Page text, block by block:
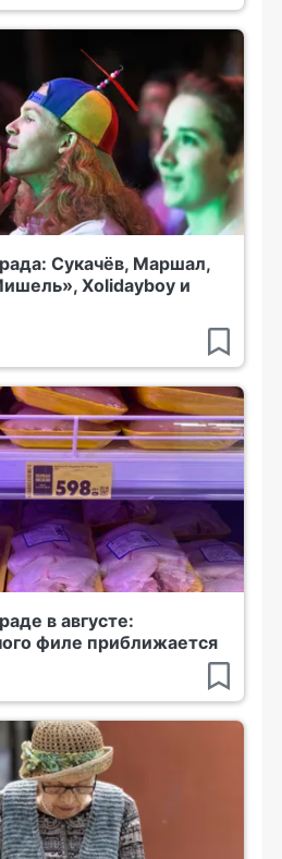
Сукачёв, Маршал,
Xolidayboy и
в августе:
филе приближается